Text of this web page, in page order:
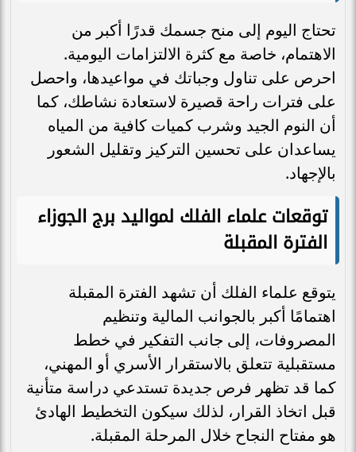
تحتاج اليوم إلى منح جسمك قدرًا أكبر من
الاهتمام، خاصة مع كثرة الالتزامات اليومية.
احرص على تناول وجباتك في مواعيدها، واحصل
على فترات راحة قصيرة لاستعادة نشاطك، كما
أن النوم الجيد وشرب كميات كافية من المياه
يساعدان على تحسين التركيز وتقليل الشعور
بالإجهاد.
توقعات علماء الفلك لمواليد برج الجوزاء
الفترة المقبلة
يتوقع علماء الفلك أن تشهد الفترة المقبلة
اهتمامًا أكبر بالجوانب المالية وتنظيم
المصروفات، إلى جانب التفكير في خطط
مستقبلية تتعلق بالاستقرار الأسري أو المهني،
كما قد تظهر فرص جديدة تستدعي دراسة متأنية
قبل اتخاذ القرار، لذلك سيكون التخطيط الهادئ
هو مفتاح النجاح خلال المرحلة المقبلة.